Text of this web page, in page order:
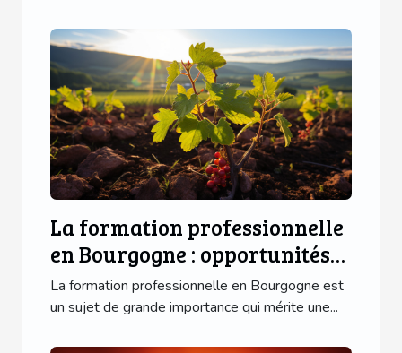
La formation professionnelle
en Bourgogne : opportunités
et défis
La formation professionnelle en Bourgogne est
un sujet de grande importance qui mérite une...